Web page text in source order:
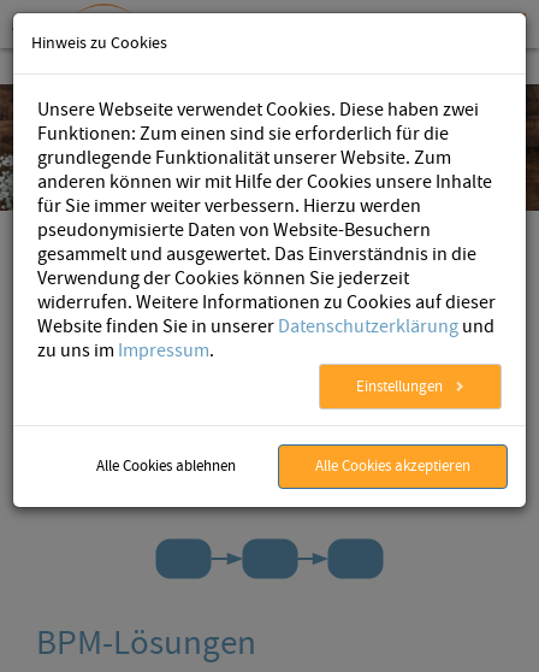
AristaFlow
Die Experten für flexibles Workflow Management
Das ist AristaFlow
BPM-Lösungen
Hinweis zu Cookies
Unsere Webseite verwendet Cookies. Diese haben zwei
Funktionen: Zum einen sind sie erforderlich für die
grundlegende Funktionalität unserer Website. Zum
anderen können wir mit Hilfe der Cookies unsere Inhalte
für Sie immer weiter verbessern. Hierzu werden
pseudonymisierte Daten von Website-Besuchern
gesammelt und ausgewertet. Das Einverständnis in die
Verwendung der Cookies können Sie jederzeit
widerrufen. Weitere Informationen zu Cookies auf dieser
Website finden Sie in unsererDatenschutzerklärungund
zu uns im Impressum.
Einstellungen
Alle Cookies ablehnen Alle Cookies akzeptieren